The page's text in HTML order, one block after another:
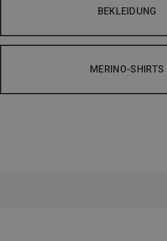
BEKLEIDUNG
MERINO-SHIRTS